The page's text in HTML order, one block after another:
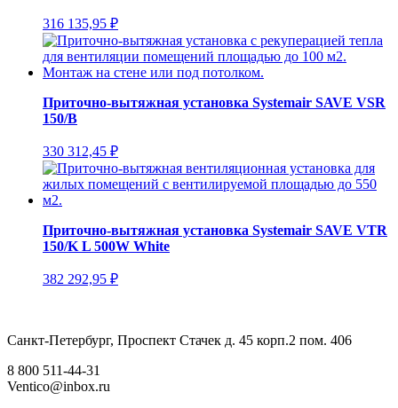
316 135,95 ₽
Приточно-вытяжная установка Systemair SAVE VSR
150/B
330 312,45 ₽
Приточно-вытяжная установка Systemair SAVE VTR
150/K L 500W White
382 292,95 ₽
Санкт-Петербург, Проспект Стачек д. 45 корп.2 пом. 406
8 800 511-44-31
Ventico@inbox.ru